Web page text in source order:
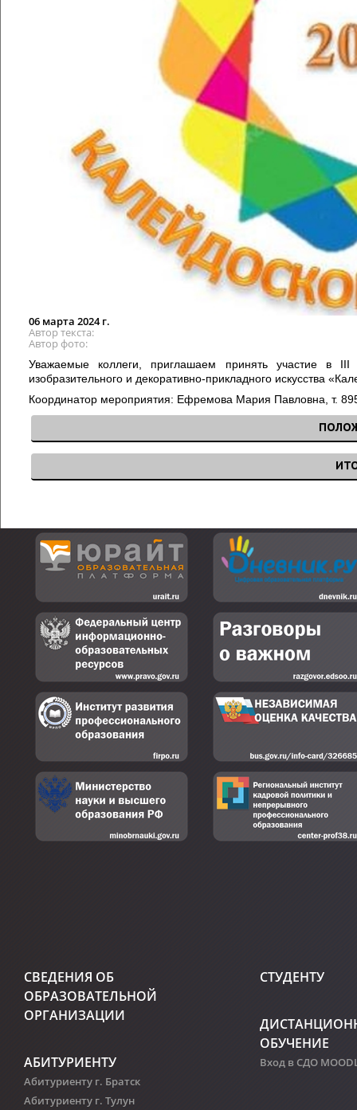
06 марта 2024 г.
Автор текста
Автор фото
Уважаемые коллеги, приглашаем принять участие в III
изобразительного и декоративно-прикладного искусства
Координатор мероприятия: Ефремова Мария Павловна, т.
СВЕДЕНИЯ ОБ
ОБРАЗОВАТЕЛЬНОЙ
ОРГАНИЗАЦИИ
АБИТУРИЕНТУ
Абитуриенту г. Братск
Абитуриенту г. Тулун
СТУДЕНТУ
ОБУЧЕНИЕ
Вход в СДО